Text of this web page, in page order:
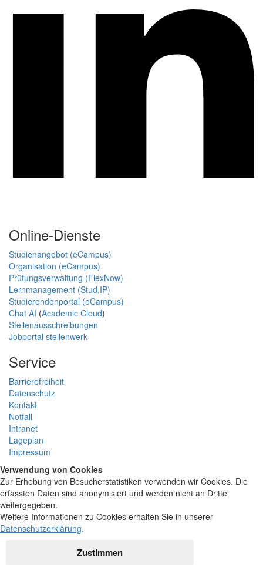
Online-Dienste
Studienangebot (eCampus)
Organisation (eCampus)
Prüfungsverwaltung (FlexNow)
Lernmanagement (Stud.IP)
Studierendenportal (eCampus)
Chat AI (Academic Cloud)
Stellenausschreibungen
Jobportal stellenwerk
Service
Barrierefreiheit
Datenschutz
Kontakt
Notfall
Intranet
Lageplan
Impressum
Verwendung von Cookies
Zur Erhebung von Besucherstatistiken verwenden wir Cookies. Die
erfassten Daten sind anonymisiert und werden nicht an Dritte
weitergegeben.
Weitere Informationen zu Cookies erhalten Sie in unserer
Datenschutzerklärung.
Zustimmen